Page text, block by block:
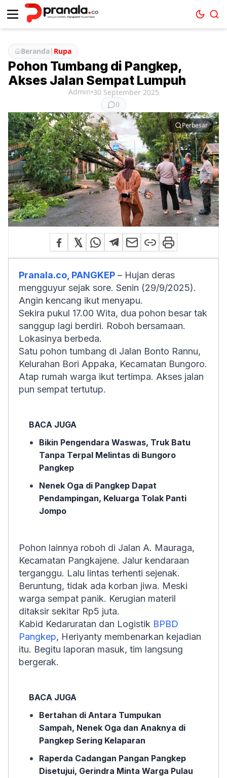
Beranda| Rupa
Pohon Tumbang di Pangkep,
Akses Jalan Sempat Lumpuh
Admin•30 September 2025
0
Perbesar
Pranala.co, PANGKEP – Hujan deras
mengguyur sejak sore. Senin (29/9/2025).
Angin kencang ikut menyapu.
Sekira pukul 17.00 Wita, dua pohon besar tak
sanggup lagi berdiri. Roboh bersamaan.
Lokasinya berbeda.
Satu pohon tumbang di Jalan Bonto Rannu,
Kelurahan Bori Appaka, Kecamatan Bungoro.
Atap rumah warga ikut tertimpa. Akses jalan
pun sempat tertutup.
BACA JUGA
Bikin Pengendara Waswas, Truk Batu
Tanpa Terpal Melintas di Bungoro
Pangkep
Nenek Oga di Pangkep Dapat
Pendampingan, Keluarga Tolak Panti
Jompo
Pohon lainnya roboh di Jalan A. Mauraga,
Kecamatan Pangkajene. Jalur kendaraan
terganggu. Lalu lintas terhenti sejenak.
Beruntung, tidak ada korban jiwa. Meski
warga sempat panik. Kerugian materil
ditaksir sekitar Rp5 juta.
Kabid Kedaruratan dan Logistik BPBD
Pangkep, Heriyanty membenarkan kejadian
itu. Begitu laporan masuk, tim langsung
bergerak.
BACA JUGA
Bertahan di Antara Tumpukan
Sampah, Nenek Oga dan Anaknya di
Pangkep Sering Kelaparan
Raperda Cadangan Pangan Pangkep
Disetujui, Gerindra Minta Warga Pulau